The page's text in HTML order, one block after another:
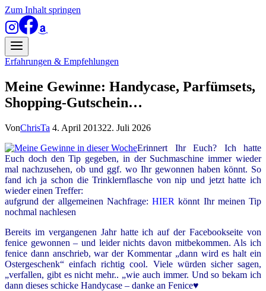
Zum Inhalt springen
Erfahrungen & Empfehlungen
Meine Gewinne: Handycase, Parfümsets,
Shopping-Gutschein…
VonChrisTa 4. April 201322. Juli 2026
Erinnert Ihr Euch? Ich hatte
Euch doch den Tip gegeben, in der Suchmaschine immer wieder
mal nachzusehen, ob und ggf. wo Ihr gewonnen haben könnt. So
fand ich ja schon die Trinklernflasche von nip und jetzt hatte ich
wieder einen Treffer:
aufgrund der allgemeinen Nachfrage: HIER könnt Ihr meinen Tip
nochmal nachlesen
Bereits im vergangenen Jahr hatte ich auf der Facebookseite von
fenice gewonnen – und leider nichts davon mitbekommen. Als ich
fenice dann anschrieb, war der Kommentar „dann wird es halt ein
Ostergeschenk“ einfach richtig cool. Viele würden sicher sagen,
„verfallen, gibt es nicht mehr.. „wie auch immer. Und so bekam ich
dann dieses schicke Handycase – danke an Fenice♥